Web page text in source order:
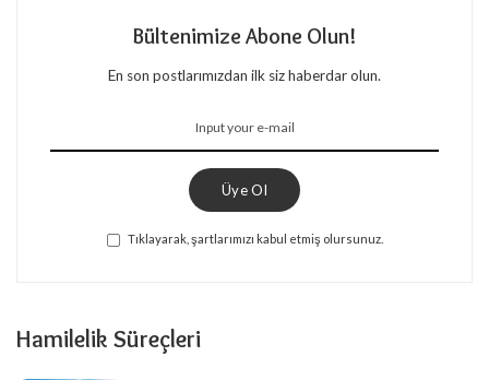
Bültenimize Abone Olun!
En son postlarımızdan ilk siz haberdar olun.
Üye Ol
Tıklayarak, şartlarımızı kabul etmiş olursunuz.
Hamilelik Süreçleri